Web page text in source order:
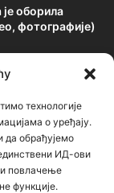
технологије
о уређају.
да обрађујемо
ИД-ови
повлачење
функције.
је оборила
фотографије)
Ово је
ЦАРИГРАДУ –
И ДАНАС ЖИВИ